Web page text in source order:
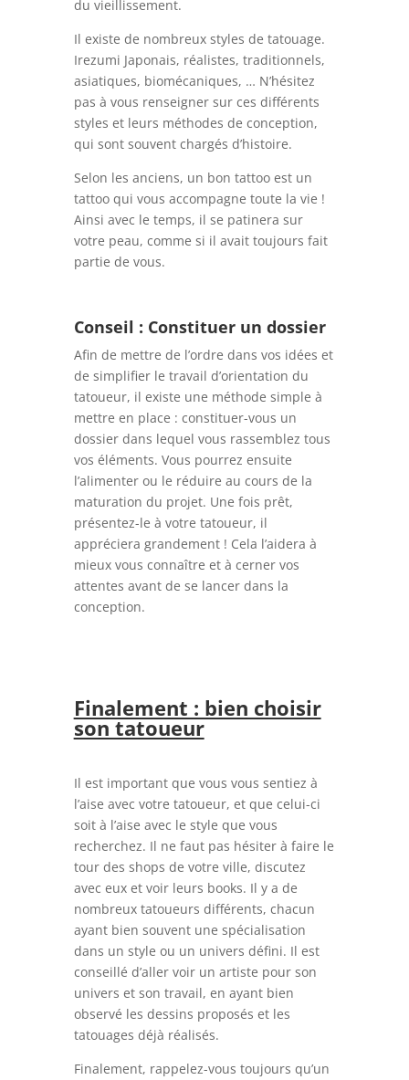
du vieillissement.
Il existe de nombreux styles de tatouage.
Irezumi Japonais, réalistes, traditionnels,
asiatiques, biomécaniques, … N’hésitez
pas à vous renseigner sur ces différents
styles et leurs méthodes de conception,
qui sont souvent chargés d’histoire.
Selon les anciens, un bon tattoo est un
tattoo qui vous accompagne toute la vie !
Ainsi avec le temps, il se patinera sur
votre peau, comme si il avait toujours fait
partie de vous.
Conseil : Constituer un dossier
Afin de mettre de l’ordre dans vos idées et
de simplifier le travail d’orientation du
tatoueur, il existe une méthode simple à
mettre en place : constituer-vous un
dossier dans lequel vous rassemblez tous
vos éléments. Vous pourrez ensuite
l’alimenter ou le réduire au cours de la
maturation du projet. Une fois prêt,
présentez-le à votre tatoueur, il
appréciera grandement ! Cela l’aidera à
mieux vous connaître et à cerner vos
attentes avant de se lancer dans la
conception.
Finalement : bien choisir
son tatoueur
Il est important que vous vous sentiez à
l’aise avec votre tatoueur, et que celui-ci
soit à l’aise avec le style que vous
recherchez. Il ne faut pas hésiter à faire le
tour des shops de votre ville, discutez
avec eux et voir leurs books. Il y a de
nombreux tatoueurs différents, chacun
ayant bien souvent une spécialisation
dans un style ou un univers défini. Il est
conseillé d’aller voir un artiste pour son
univers et son travail, en ayant bien
observé les dessins proposés et les
tatouages déjà réalisés.
Finalement, rappelez-vous toujours qu’un